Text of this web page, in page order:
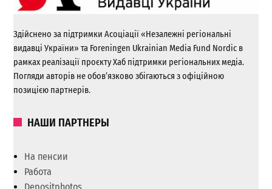
Здійснено за підтримки Асоціації «Незалежні регіональні
видавці України» та Foreningen Ukrainian Media Fund Nordic в
рамках реалізації проєкту Хаб підтримки регіональних медіа.
Погляди авторів не обов’язково збігаються з офіційною
позицією партнерів.
НАШИ ПАРТНЕРЫ
На пенсии
Работа